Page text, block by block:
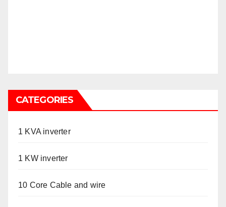
CATEGORIES
1 KVA inverter
1 KW inverter
10 Core Cable and wire